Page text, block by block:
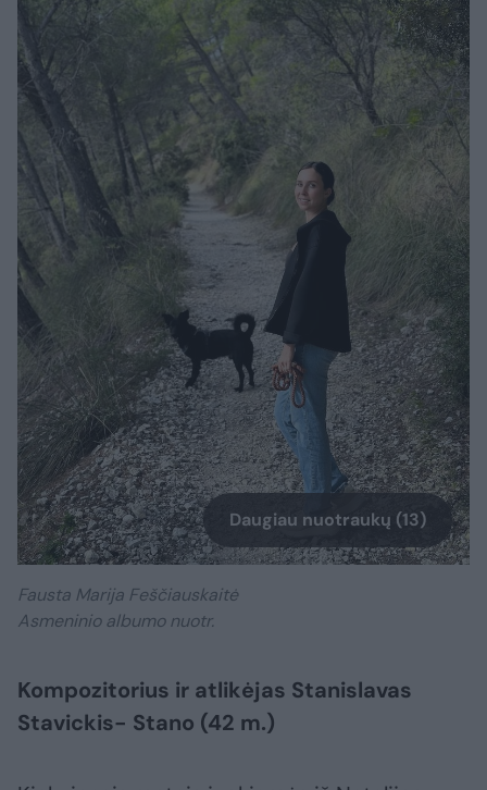
Daugiau nuotraukų (13)
Fausta Marija Feščiauskaitė
Asmeninio albumo nuotr.
Kompozitorius ir atlikėjas Stanislavas
Stavickis- Stano (42 m.)